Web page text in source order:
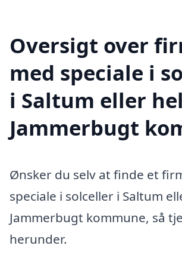
Oversigt over
med speciale i
i Saltum eller
Jammerbugt
Ønsker du selv at finde et
speciale i solceller i Saltum
Jammerbugt kommune, så
herunder.